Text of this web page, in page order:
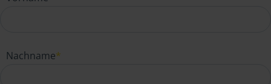
Nachname*